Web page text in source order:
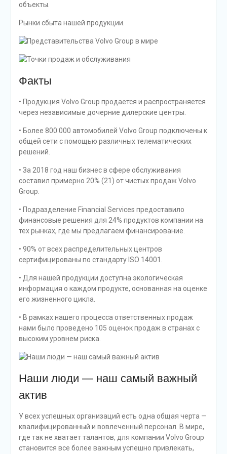
объекты.
Рынки сбыта нашей продукции.
Факты
• Продукция Volvo Group продается и распространяется
через независимые дочерние дилерские центры.
• Более 800 000 автомобилей Volvo Group подключены к
общей сети с помощью различных телематических
решений.
• За 2018 год наш бизнес в сфере обслуживания
составил примерно 20% (21) от чистых продаж Volvo
Group.
• Подразделение Financial Services предоставило
финансовые решения для 24% продуктов компании на
тех рынках, где мы предлагаем финансирование.
• 90% от всех распределительных центров
сертифицированы по стандарту ISO 14001.
• Для нашей продукции доступна экологическая
информация о каждом продукте, основанная на оценке
его жизненного цикла.
• В рамках нашего процесса ответственных продаж
нами было проведено 105 оценок продаж в странах с
высоким уровнем риска.
Наши люди — наш самый важный
актив
У всех успешных организаций есть одна общая черта —
квалифицированный и вовлеченный персонал. В мире,
где так не хватает талантов, для компании Volvo Group
становится все более важным успешно привлекать,